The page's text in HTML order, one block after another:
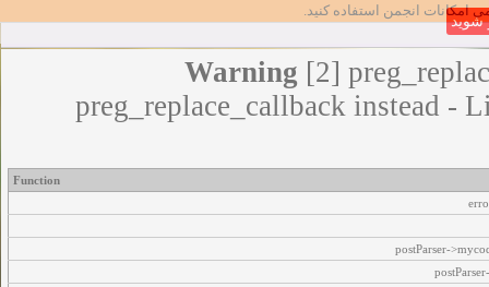
امکانات انجمن استفاده کنید.
Warning [2]
preg_replace_callback instead -
Function
postParser-